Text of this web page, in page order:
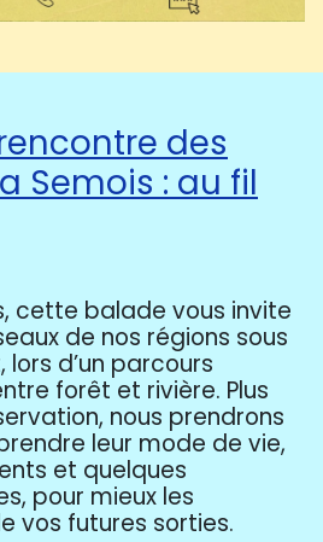
des
Semois : au fil
cette balade vous invite
de nos régions sous
d’un parcours
forêt et rivière. Plus
nous prendrons
leur mode de vie,
et quelques
pour mieux les
vos futures sorties.